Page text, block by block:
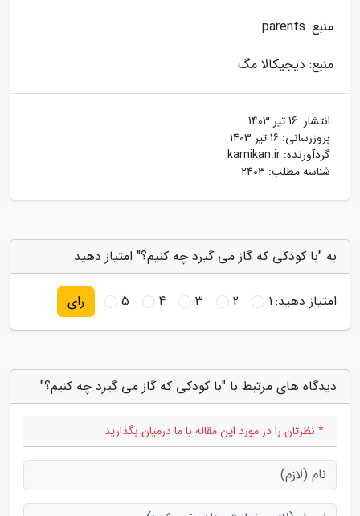
منبع: parents
منبع: دیجیکالا مگ
انتشار: 16 تیر 1403
بروزرسانی: 16 تیر 1403
گردآورنده: karnikan.ir
شناسه مطلب: 2403
به "با کودکی که گاز می گیرد چه کنیم؟" امتیاز دهید
امتیاز دهید:1
2
3
4
5 رای
دیدگاه های مرتبط با "با کودکی که گاز می گیرد چه کنیم؟"
* نظرتان را در مورد این مقاله با ما درمیان بگذارید